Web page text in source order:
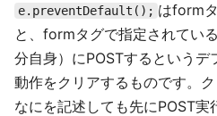
e.preventDefault(); はform
と、formタグで指定されてい
分自身）にPOSTするというデ
動作をクリアするものです。
なにを記述しても先にPOST